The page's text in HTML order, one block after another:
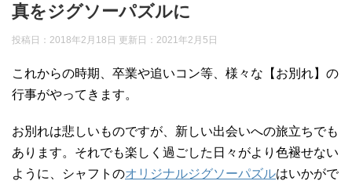
真をジグソーパズルに
投稿日：2018年2月18日 更新日： 2021年2月5日
これからの時期、卒業や追いコン等、様々な【お別れ】の
行事がやってきます。
お別れは悲しいものですが、新しい出会いへの旅立ちでも
あります。それでも楽しく過ごした日々がより色褪せない
ように、シャフトのオリジナルジグソーパズルはいかがで